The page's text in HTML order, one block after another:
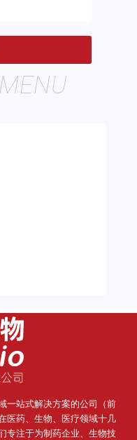
MENU
一站式解决方案的公司（前
医药、生物、医疗领域十几
专注于为制药企业、生物技